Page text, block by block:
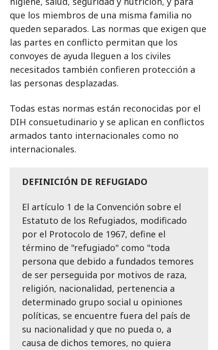
que los miembros de una misma familia no
queden separados. Las normas que exigen que
las partes en conflicto permitan que los
convoyes de ayuda lleguen a los civiles
necesitados también confieren protección a
las personas desplazadas.
Todas estas normas están reconocidas por el
DIH consuetudinario y se aplican en conflictos
armados tanto internacionales como no
internacionales.
DEFINICIÓN DE REFUGIADO
El artículo 1 de la Convención sobre el
Estatuto de los Refugiados, modificado
por el Protocolo de 1967, define el
término de "refugiado" como "toda
persona que debido a fundados temores
de ser perseguida por motivos de raza,
religión, nacionalidad, pertenencia a
determinado grupo social u opiniones
políticas, se encuentre fuera del país de
su nacionalidad y que no pueda o, a
causa de dichos temores, no quiera